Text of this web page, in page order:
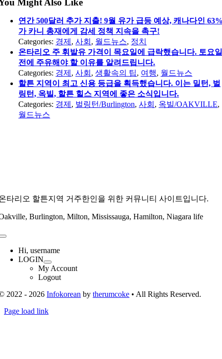
Might Also Like
연간 500달러 추가 지출! 9월 유가 급등 예상, 캐나다인
가 카니 총재에게 감세 정책 지속을 촉구!
Categories: 경제 ,사회 , 월드뉴스, 정치
온타리오 주 휘발유 가격이 목요일에 급락했습니다. 토요
전에 주유해야 할 이유를 알려드립니다.
Categories: 경제 ,사회 ,생활속의 팁, 여행, 월드뉴스
할튼 지역이 최고 신용 등급을 획득했습니다. 이는 밀턴, 벌
링턴, 옥빌, 할튼 힐스 지역에 좋은 소식입니다.
Categories: 경제 , 벌링턴/Burlington,사회 , 옥빌/OAKVILLE,
월드뉴스
타리오 할튼지역 거주한인을 위한 커뮤니티 사이트입니다.
Burlington, Milton, Mississauga, Hamilton, Niagara life
Toggle
NavigationHi, username
LOGIN
My Account
Logout
2022 - 2026Infokorean bytherumcoke • All Rights Reserved.
Toggle
Page load link